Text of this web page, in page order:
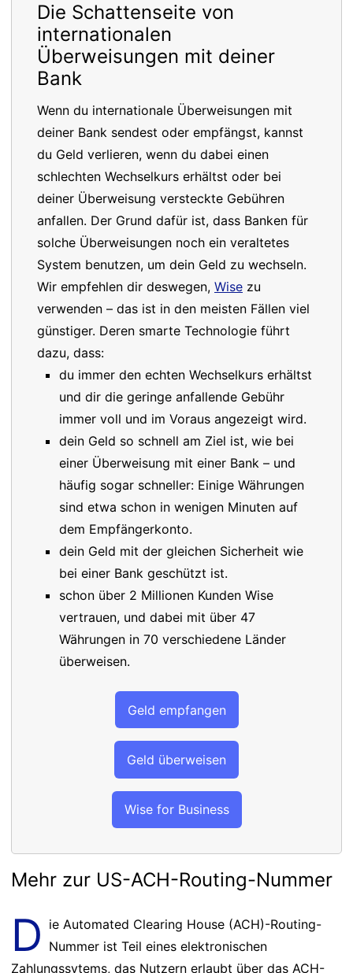
Die Schattenseite von
internationalen
Überweisungen mit deiner
Bank
Wenn du internationale Überweisungen mit
deiner Bank sendest oder empfängst, kannst
du Geld verlieren, wenn du dabei einen
schlechten Wechselkurs erhältst oder bei
deiner Überweisung versteckte Gebühren
anfallen. Der Grund dafür ist, dass Banken für
solche Überweisungen noch ein veraltetes
System benutzen, um dein Geld zu wechseln.
Wir empfehlen dir deswegen, Wise zu
verwenden – das ist in den meisten Fällen viel
günstiger. Deren smarte Technologie führt
dazu, dass:
du immer den echten Wechselkurs erhältst
und dir die geringe anfallende Gebühr
immer voll und im Voraus angezeigt wird.
dein Geld so schnell am Ziel ist, wie bei
einer Überweisung mit einer Bank – und
häufig sogar schneller: Einige Währungen
sind etwa schon in wenigen Minuten auf
dem Empfängerkonto.
dein Geld mit der gleichen Sicherheit wie
bei einer Bank geschützt ist.
schon über 2 Millionen Kunden Wise
vertrauen, und dabei mit über 47
Währungen in 70 verschiedene Länder
überweisen.
Geld empfangen
Geld überweisen
Wise for Business
Mehr zur US-ACH-Routing-Nummer
D ie Automated Clearing House (ACH)-Routing-
Nummer ist Teil eines elektronischen
Zahlungssytems, das Nutzern erlaubt über das ACH-